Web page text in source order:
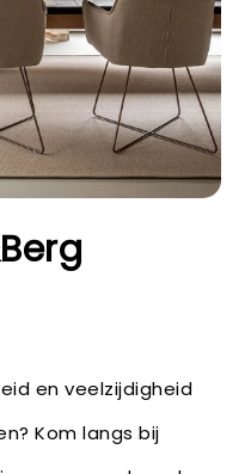
en veelzijdigheid
Kom langs bij